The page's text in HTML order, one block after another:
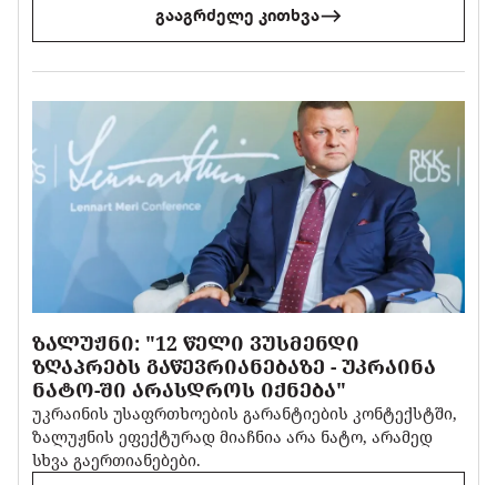
გააგრძელე კითხვა
ᲖᲐᲚᲣᲟᲜᲘ: "12 ᲬᲔᲚᲘ ᲕᲣᲡᲛᲔᲜᲓᲘ
ᲖᲦᲐᲞᲠᲔᲑᲡ ᲒᲐᲬᲔᲕᲠᲘᲐᲜᲔᲑᲐᲖᲔ - ᲣᲙᲠᲐᲘᲜᲐ
ᲜᲐᲢᲝ-ᲨᲘ ᲐᲠᲐᲡᲓᲠᲝᲡ ᲘᲥᲜᲔᲑᲐ"
უკრაინის უსაფრთხოების გარანტიების კონტექსტში,
ზალუჟნის ეფექტურად მიაჩნია არა ნატო, არამედ
სხვა გაერთიანებები.